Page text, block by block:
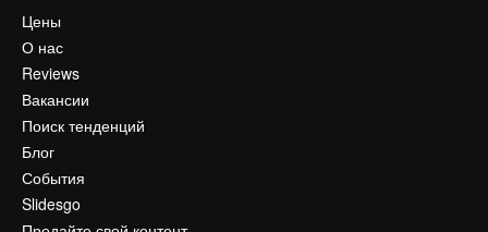
Цены
О нас
Reviews
Вакансии
Поиск тенденций
Блог
События
Slidesgo